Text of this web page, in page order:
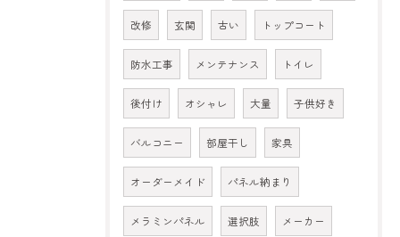
改修 玄関 古い トップコート
防水工事 メンテナンス トイレ
後付け オシャレ 大量 子供好き
バルコニー 部屋干し 家具
オーダーメイド パネル納まり
メラミンパネル 選択肢 メーカー